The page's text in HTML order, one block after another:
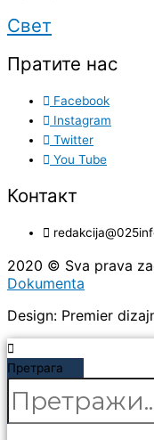
Свет
Пратите нас
Facebook
Instagram
Twitter
You Tube
Контакт
2020 © Sva prava
Dokumenta
Design: Premier
Претрага